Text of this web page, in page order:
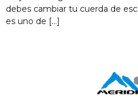
debes cambiar tu cuerda de
es uno de […]